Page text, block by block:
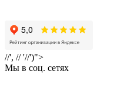
//', // '//')">
Мы в соц. сетях